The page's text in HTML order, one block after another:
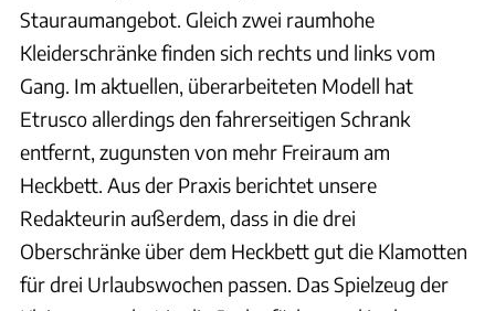
Stauraumangebot. Gleich zwei raumhohe
Kleiderschränke finden sich rechts und links vom
Gang. Im aktuellen, überarbeiteten Modell hat
Etrusco allerdings den fahrerseitigen Schrank
entfernt, zugunsten von mehr Freiraum am
Heckbett. Aus der Praxis berichtet unsere
Redakteurin außerdem, dass in die drei
Oberschränke über dem Heckbett gut die Klamotten
für drei Urlaubswochen passen. Das Spielzeug der